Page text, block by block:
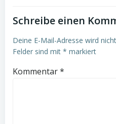
Schreibe einen
Deine E-Mail-Adresse wird
Felder sind mit * markiert
Kommentar*